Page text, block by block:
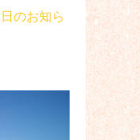
のお知ら